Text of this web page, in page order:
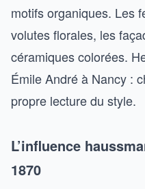
motifs organiques. Les
volutes florales, les
céramiques colorées.
Émile André à Nancy :
propre lecture du style.
L’influence
1870